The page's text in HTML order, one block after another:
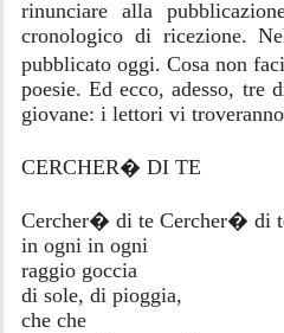
rinunciare alla
cronologico di ricezione.
pubblicato oggi. Cosa non
poesie. Ed ecco, adesso, tre
giovane: i lettori vi
CERCHER� DI TE
Cercher� di te Cercher� di
in ogni in ogni
raggio goccia
di sole, di pioggia,
che che